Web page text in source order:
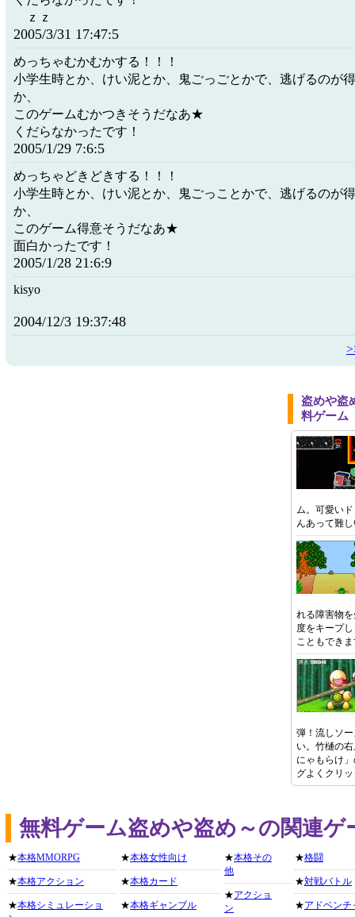
ｚｚ
2005/3/31 17:47:5
めっちゃむかむかする！！！
小学生時とか、けい泥とか、鬼ごっごとかで、逃げるのが
か、
このゲームむかつきそうだなあ★
くだらなかったです！
2005/1/29 7:6:5
めっちゃどきどきする！！！
小学生時とか、けい泥とか、鬼ごっことかで、逃げるのが
か、
このゲーム得意そうだなあ★
面白かったです！
2005/1/28 21:6:9
kisyo
2004/12/3 19:37:48
盗めや盗
料ゲーム
ム。可愛い
んあって難
れる障害物
度をキープ
こともでき
弾！流しソ
い。竹樋の
にゃもらけ
グよくクリ
無料ゲーム盗めや盗め～の関連ゲ
★本格MMORPG
★本格アクション
★本格シミュレーショ
★本格女性向け
★本格カード
★本格ギャンブル
★本格その
他
★アクショ
ン
★格闘
★対戦バトル
★アドベンチ